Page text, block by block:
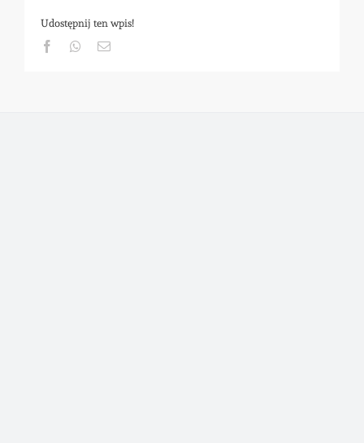
Udostępnij ten wpis!
FacebookWhatsapp
Email